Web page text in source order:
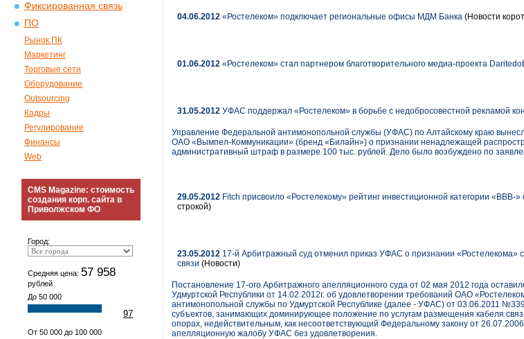
Фиксированная связь
ПО
Рынок ПК
Маркетинг
Торговые сети
Оборудование
Outsourcing
Кадры
Регулирование
Финансы
Web
CMS Magazine: стоимость
создания корп. сайта в
Приволжском ФО
Город:
Средняя цена: 57 958
рублей
До 50 000
97
От 50 000 до 100 000
04.06.2012 «Ростелеком» подключает региональные офисы МДМ Банка (Новости
01.06.2012 «Ростелеком» стал партнером благотворительного медиа-проекта
31.05.2012 УФАС поддержал «Ростелеком» в борьбе с недобросовестной рекламой
Управление Федеральной антимонопольной службы (УФАС) по Алтайскому краю
ОАО «Вымпел-Коммуникации» (бренд «Билайн») о признании ненадлежащей
административный штраф в размере 100 тыс. рублей. Дело было возбуждено по
29.05.2012 Fitch присвоило «Ростелекому» рейтинг инвестиционной категории «ВВВ-
строкой)
23.05.2012 17-й Арбитражный суд отменил приказ УФАС о признании «Ростелекома»
связи (Новости)
Постановление 17-ого Арбитражного апелляционного суда от 02 мая 2012 года
Удмуртской Республики от 14.02.2012г. об удовлетворении требований ОАО
антимонопольной службы по Удмуртской Республике (далее - УФАС) от 03.06.2011
субъектов, занимающих доминирующее положение по услугам размещения кабеля
опорах, недействительным, как несоответствующий Федеральному закону от
апелляционную жалобу УФАС без удовлетворения.